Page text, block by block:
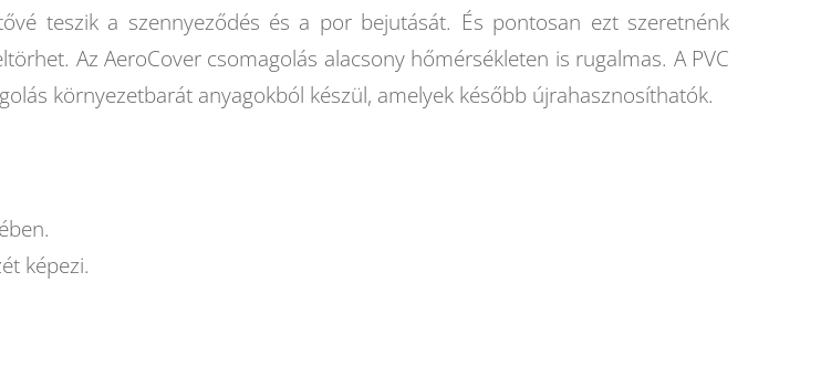
teszik a szennyeződés és a por bejutását. És pontosan ezt szeretnénk
Az AeroCover csomagolás alacsony hőmérsékleten is rugalmas. A PVC
környezetbarát anyagokból készül, amelyek később újrahasznosíthatók.
képezi.